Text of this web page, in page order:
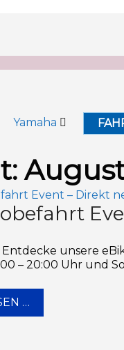
Yamaha
unsere
– 20:00 Uhr und
…